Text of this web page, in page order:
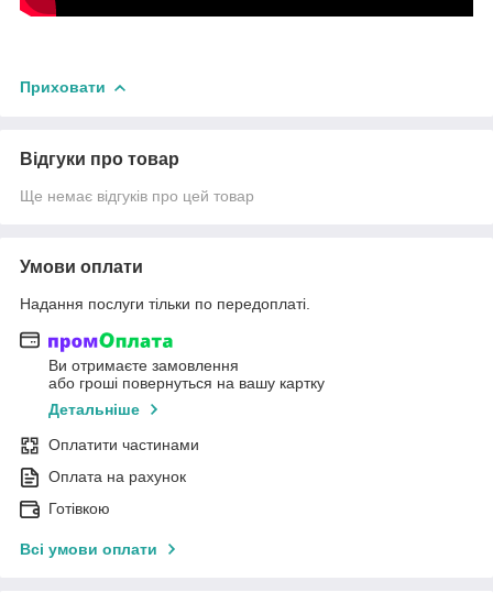
Приховати
Відгуки про товар
Ще немає відгуків про цей товар
Умови оплати
Надання послуги тільки по передоплаті.
Ви отримаєте замовлення
або гроші повернуться на вашу картку
Детальніше
Оплатити частинами
Оплата на рахунок
Готівкою
Всі умови оплати